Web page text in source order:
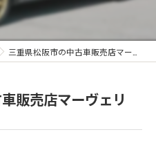
三重県松阪市の中古車販売店マーヴェリックカーズです‼️
販売店マーヴェリ